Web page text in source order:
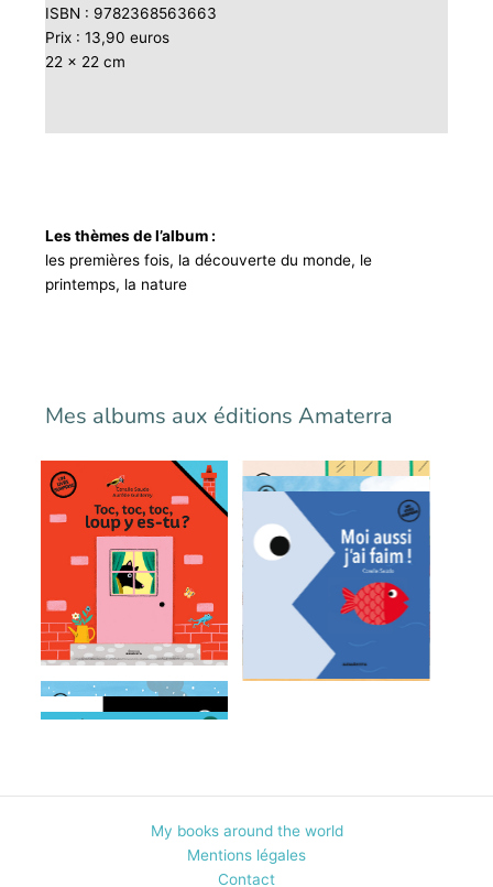
ISBN : 9782368563663
Prix : 13,90 euros
22 x 22 cm
Les thèmes de l’album :
les premières fois, la découverte du monde, le
printemps, la nature
Mes albums aux éditions Amaterra
My books around the world
Mentions légales
Contact